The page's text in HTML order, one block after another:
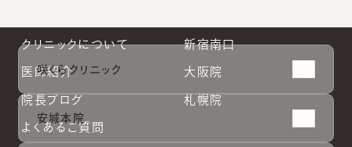
咲くらクリニック
安城本院
クリニックについて
医師紹介
院長ブログ
よくあるご質問
新宿南口
大阪院
札幌院